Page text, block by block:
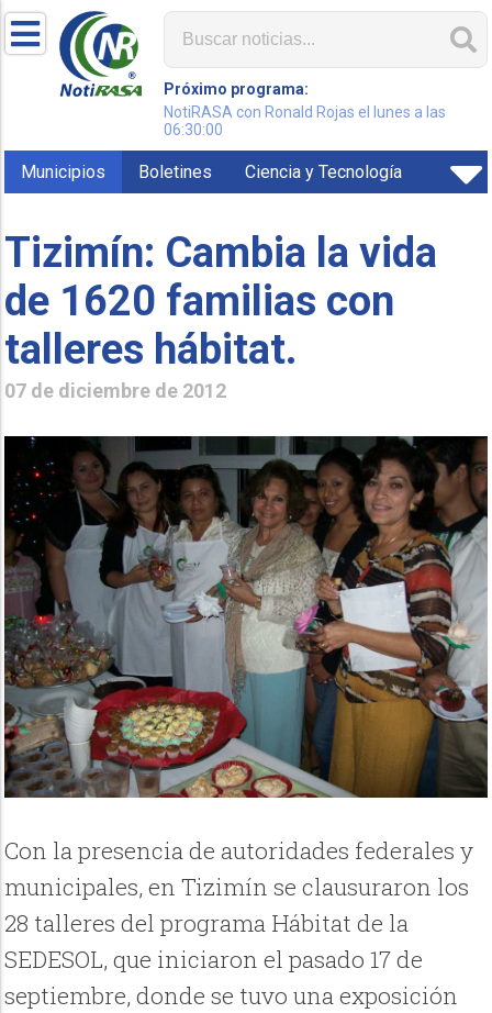
Próximo programa:
NotiRASA con Ronald Rojas el lunes a las
06:30:00
Municipios Boletines Ciencia y Tecnología
Tizimín: Cambia la vida
de 1620 familias con
talleres hábitat.
07 de diciembre de 2012
Con la presencia de autoridades federales y
municipales, en Tizimín se clausuraron los
28 talleres del programa Hábitat de la
SEDESOL, que iniciaron el pasado 17 de
septiembre, donde se tuvo una exposición